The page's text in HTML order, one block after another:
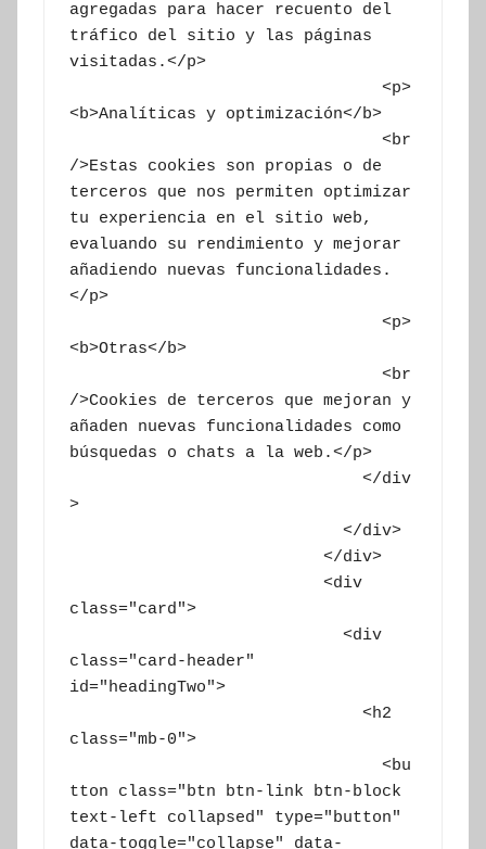
agregadas para hacer recuento del
tráfico del sitio y las páginas
visitadas.</p>
<b>Analíticas y optimización</b>
/>Estas cookies son propias o de
terceros que nos permiten optimizar
tu experiencia en el sitio web,
evaluando su rendimiento y mejorar
añadiendo nuevas funcionalidades.
</p>
<b>Otras</b>
/>Cookies de terceros que mejoran y
añaden nuevas funcionalidades como
búsquedas o chats a la web.</p>
>
class="card">
class="card-header"
id="headingTwo">
class="mb-0">
tton class="btn btn-link btn-block
text-left collapsed" type="button"
data-toggle="collapse" data-